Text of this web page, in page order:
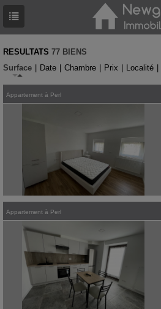
RESULTATS 77 BIENS
Surface
Date Chambre Prix Localité
Appartement à Perl
Appartement à Perl